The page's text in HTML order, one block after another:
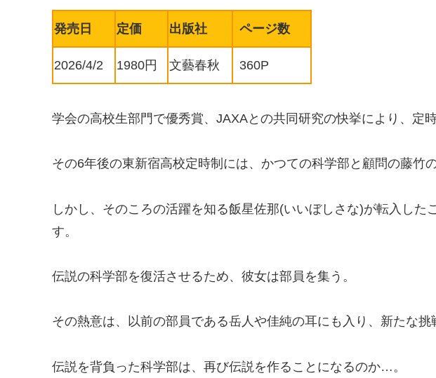
発売日 定価 出版社 ページ数
2026/4/2 1980円 文藝春秋 360P
学会の高校生部門で優秀賞、JAXAとの共同研究の快挙により、定
その6年後の東新宿高校定時制には、かつての科学部と顧問の藤竹
しかし、そのころの活躍を知る飯星佐那(いいぼしさな)が転入した
す。
伝説の科学部を復活させるため、彼女は部員を集う。
その熱意は、以前の部員である岳人や佳純の耳にも入り、新たな挑
伝説を背負った科学部は、再び伝説を作ることになるのか…。